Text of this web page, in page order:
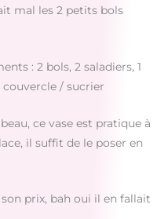
mal les 2 petits bols
: 2 bols, 2 saladiers, 1
couvercle / sucrier
ce vase est pratique à
il suffit de le poser en
prix, bah oui il en fallait